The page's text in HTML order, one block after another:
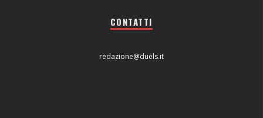
CONTATTI
redazione@duels.it